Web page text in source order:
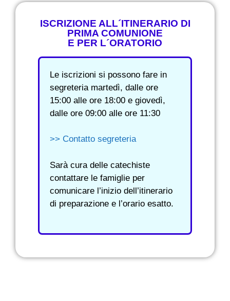
ISCRIZIONE ALL´ITINERARIO DI
PRIMA COMUNIONE
E PER L´ORATORIO
Le iscrizioni si possono fare in
segreteria martedì, dalle ore
15:00 alle ore 18:00 e giovedì,
dalle ore 09:00 alle ore 11:30
>> Contatto segreteria
Sarà cura delle catechiste
contattare le famiglie per
comunicare l’inizio dell’itinerario
di preparazione e l’orario esatto.